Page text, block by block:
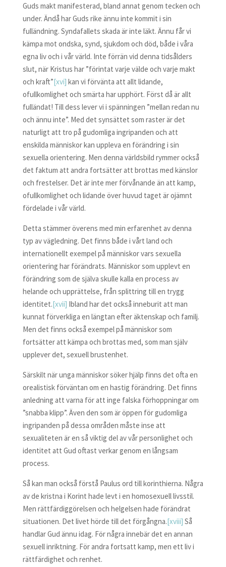
Guds makt manifesterad, bland annat genom tecken och
under. Ändå har Guds rike ännu inte kommit i sin
fulländning. Syndafallets skada är inte läkt. Ännu får vi
kämpa mot ondska, synd, sjukdom och död, både i våra
egna liv och i vår värld. Inte förrän vid denna tidsålders
slut, när Kristus har ”förintat varje välde och varje makt
och kraft”[xvi] kan vi förvänta att allt lidande,
ofullkomlighet och smärta har upphört. Först då är allt
fulländat! Till dess lever vi i spänningen ”mellan redan nu
och ännu inte”. Med det synsättet som raster är det
naturligt att tro på gudomliga ingripanden och att
enskilda människor kan uppleva en förändring i sin
sexuella orientering. Men denna världsbild rymmer också
det faktum att andra fortsätter att brottas med känslor
och frestelser. Det är inte mer förvånande än att kamp,
ofullkomlighet och lidande över huvud taget är ojämnt
fördelade i vår värld.
Detta stämmer överens med min erfarenhet av denna
typ av vägledning. Det finns både i vårt land och
internationellt exempel på människor vars sexuella
orientering har förändrats. Människor som upplevt en
förändring som de själva skulle kalla en process av
helande och upprättelse, från splittring till en trygg
identitet.[xvii] Ibland har det också inneburit att man
kunnat förverkliga en längtan efter äktenskap och familj.
Men det finns också exempel på människor som
fortsätter att kämpa och brottas med, som man själv
upplever det, sexuell brustenhet.
Särskilt när unga människor söker hjälp finns det ofta en
orealistisk förväntan om en hastig förändring. Det finns
anledning att varna för att inge falska förhoppningar om
”snabba klipp”. Även den som är öppen för gudomliga
ingripanden på dessa områden måste inse att
sexualiteten är en så viktig del av vår personlighet och
identitet att Gud oftast verkar genom en långsam
process.
Så kan man också förstå Paulus ord till korinthierna. Några
av de kristna i Korint hade levt i en homosexuell livsstil.
Men rättfärdiggörelsen och helgelsen hade förändrat
situationen. Det livet hörde till det förgångna.[xviii] Så
handlar Gud ännu idag. För några innebär det en annan
sexuell inriktning. För andra fortsatt kamp, men ett liv i
rättfärdighet och renhet.